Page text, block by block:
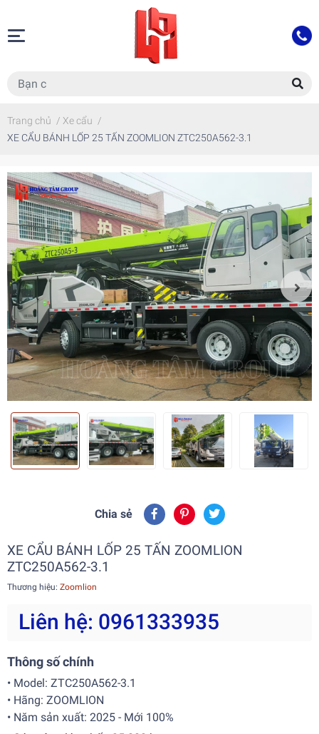
Trang chủ / Xe cẩu /
XE CẨU BÁNH LỐP 25 TẤN ZOOMLION ZTC250A562-3.1
Chia sẻ
XE CẨU BÁNH LỐP 25 TẤN ZOOMLION
ZTC250A562-3.1
Thương hiệu: Zoomlion
Liên hệ: 0961333935
Thông số chính
• Model: ZTC250A562-3.1
• Hãng: ZOOMLION
• Năm sản xuất: 2025 - Mới 100%